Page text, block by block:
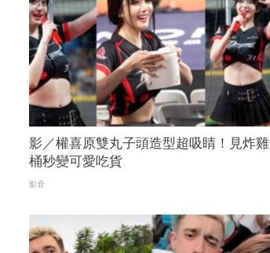
影／權喜原雙丸子頭造型超吸睛！見炸雞
桶秒變可愛吃貨
影音